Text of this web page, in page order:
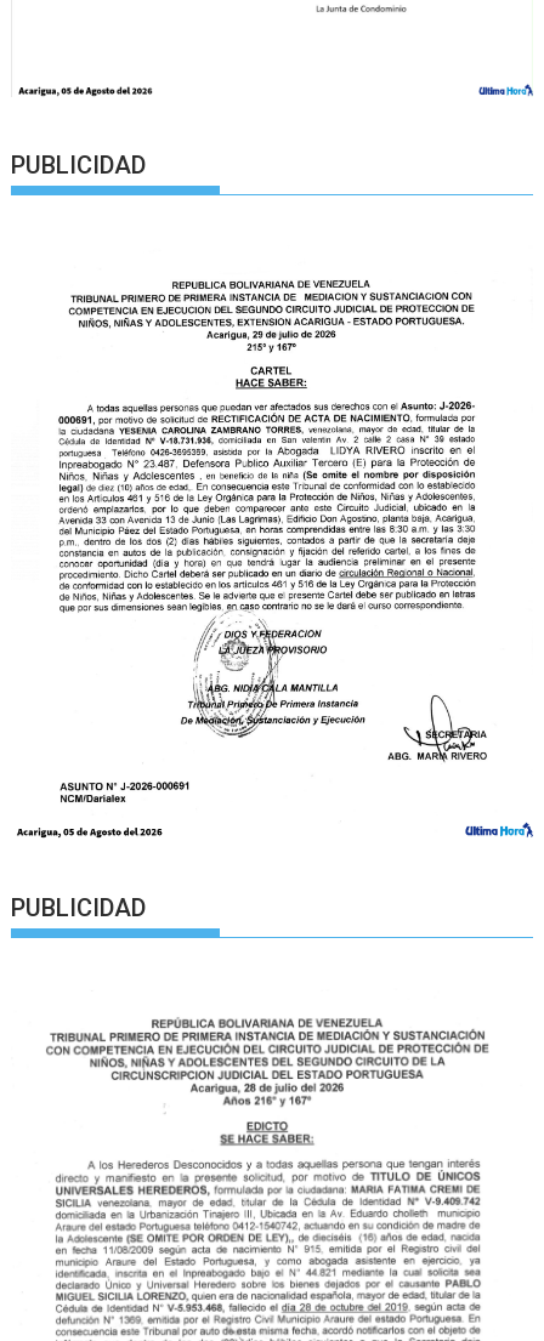
PUBLICIDAD
PUBLICIDAD